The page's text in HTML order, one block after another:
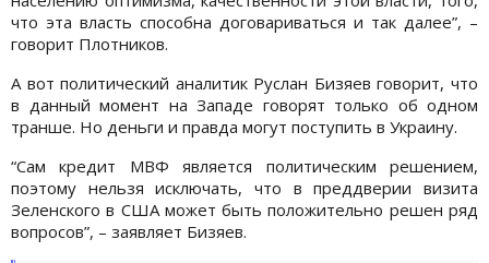
что эта власть способна договариваться и так далее”, –
говорит Плотников.
А вот политический аналитик Руслан Бизяев говорит, что
в данный момент на Западе говорят только об одном
транше. Но деньги и правда могут поступить в Украину.
“Сам кредит МВФ является политическим решением,
поэтому нельзя исключать, что в преддверии визита
Зеленского в США может быть положительно решен ряд
вопросов”, – заявляет Бизяев.